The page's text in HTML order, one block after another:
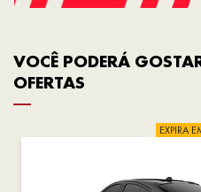
VOCÊ PODERÁ
OFERTAS
EXPIRA